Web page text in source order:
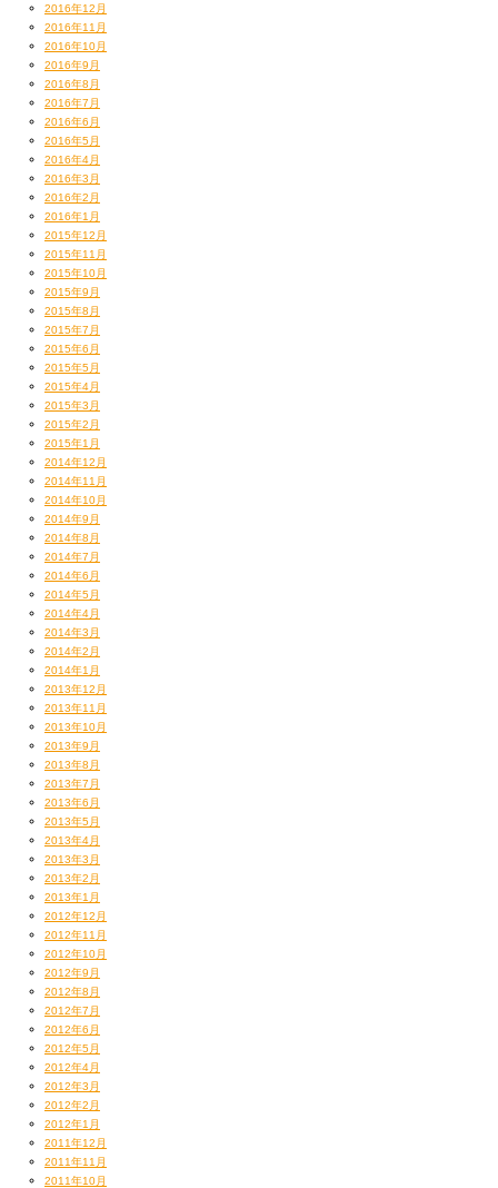
2016年12月
2016年11月
2016年10月
2016年9月
2016年8月
2016年7月
2016年6月
2016年5月
2016年4月
2016年3月
2016年2月
2016年1月
2015年12月
2015年11月
2015年10月
2015年9月
2015年8月
2015年7月
2015年6月
2015年5月
2015年4月
2015年3月
2015年2月
2015年1月
2014年12月
2014年11月
2014年10月
2014年9月
2014年8月
2014年7月
2014年6月
2014年5月
2014年4月
2014年3月
2014年2月
2014年1月
2013年12月
2013年11月
2013年10月
2013年9月
2013年8月
2013年7月
2013年6月
2013年5月
2013年4月
2013年3月
2013年2月
2013年1月
2012年12月
2012年11月
2012年10月
2012年9月
2012年8月
2012年7月
2012年6月
2012年5月
2012年4月
2012年3月
2012年2月
2012年1月
2011年12月
2011年11月
2011年10月